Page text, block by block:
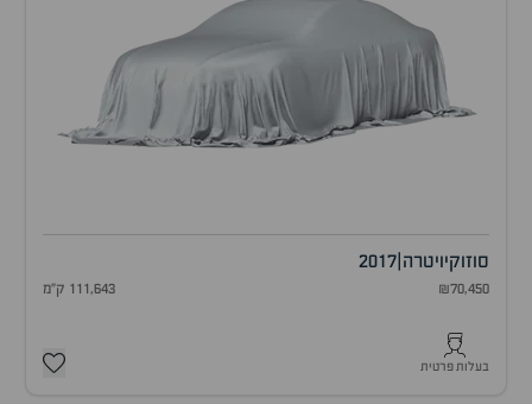
סוזוקיויטרה 2017
₪70,450 111,643 ק"מ
בעלות פרטית